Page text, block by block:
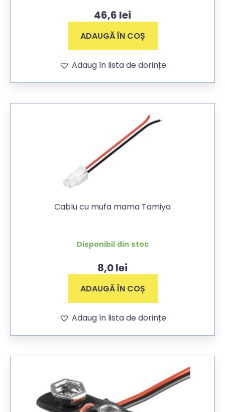
46,6 lei
ADAUGĂ ÎN COȘ
Adaug în lista de dorințe
Cablu cu mufa mama Tamiya
Disponibil din stoc
8,0lei
ADAUGĂ ÎN COȘ
Adaug în lista de dorințe